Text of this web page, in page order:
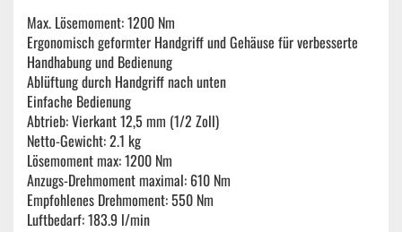
Max. Lösemoment: 1200 Nm
Ergonomisch geformter Handgriff und Gehäuse für verbesserte
Handhabung und Bedienung
Ablüftung durch Handgriff nach unten
Einfache Bedienung
Abtrieb: Vierkant 12,5 mm (1/2 Zoll)
Netto-Gewicht: 2.1 kg
Lösemoment max: 1200 Nm
Anzugs-Drehmoment maximal: 610 Nm
Empfohlenes Drehmoment: 550 Nm
Luftbedarf: 183.9 l/min